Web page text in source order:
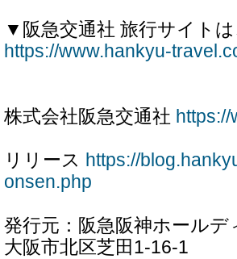
▼阪急交通社 旅行サイト
https://www.hankyu-
株式会社阪急交通社
リリース https://
onsen.php
発行元：阪急阪神ホールデ
大阪市北区芝田1-16-1